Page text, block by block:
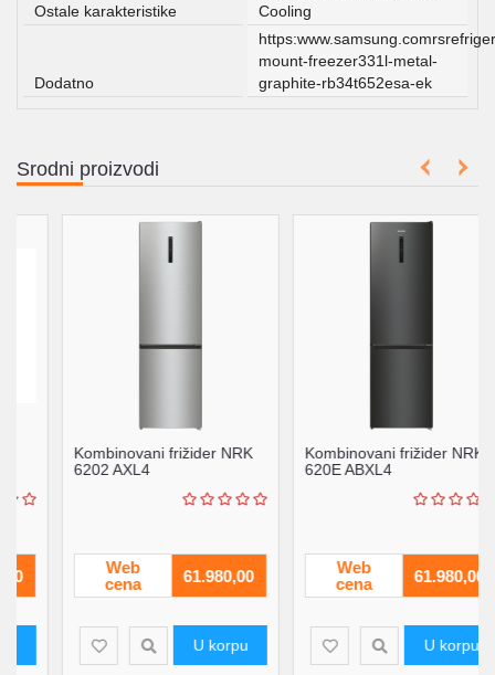
Ostale karakteristike
Cooling
Dodatno
mount-freezer331l-metal-
graphite-rb34t652esa-ek
Srodni proizvodi
Kombinovani frižider NRK
6202 AXL4
61.980,00
U korpu
Kombinovani frižider NRK
620E ABXL4
61.980,00
U korpu